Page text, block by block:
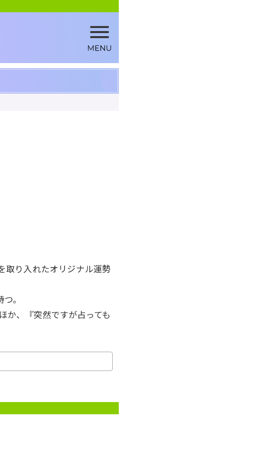
取り入れたオリジナル運勢
。
か、『突然ですが占っても